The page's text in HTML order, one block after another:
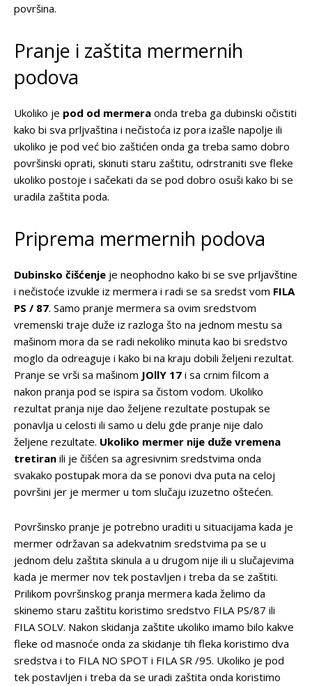
površina.
Pranje i zaštita mermernih
podova
Ukoliko je pod od mermera onda treba ga dubinski očistiti
kako bi sva prljvaština i nečistoća iz pora izašle napolje ili
ukoliko je pod već bio zaštićen onda ga treba samo dobro
površinski oprati, skinuti staru zaštitu, odrstraniti sve fleke
ukoliko postoje i sačekati da se pod dobro osuši kako bi se
uradila zaštita poda.
Priprema mermernih podova
Dubinsko čišćenje je neophodno kako bi se sve prljavštine
i nečistoće izvukle iz mermera i radi se sa sredst vom FILA
PS / 87. Samo pranje mermera sa ovim sredstvom
vremenski traje duže iz razloga što na jednom mestu sa
mašinom mora da se radi nekoliko minuta kao bi sredstvo
moglo da odreaguje i kako bi na kraju dobili željeni rezultat.
Pranje se vrši sa mašinom JOllY 17 i sa crnim filcom a
nakon pranja pod se ispira sa čistom vodom. Ukoliko
rezultat pranja nije dao željene rezultate postupak se
ponavlja u celosti ili samo u delu gde pranje nije dalo
željene rezultate. Ukoliko mermer nije duže vremena
tretiran ili je čišćen sa agresivnim sredstvima onda
svakako postupak mora da se ponovi dva puta na celoj
površini jer je mermer u tom slučaju izuzetno oštećen.
Površinsko pranje je potrebno uraditi u situacijama kada je
mermer održavan sa adekvatnim sredstvima pa se u
jednom delu zaštita skinula a u drugom nije ili u slučajevima
kada je mermer nov tek postavljen i treba da se zaštiti.
Prilikom površinskog pranja mermera kada želimo da
skinemo staru zaštitu koristimo sredstvo FILA PS/87 ili
FILA SOLV. Nakon skidanja zaštite ukoliko imamo bilo kakve
fleke od masnoće onda za skidanje tih fleka koristimo dva
sredstva i to FILA NO SPOT i FILA SR /95. Ukoliko je pod
tek postavljen i treba da se uradi zaštita onda koristimo